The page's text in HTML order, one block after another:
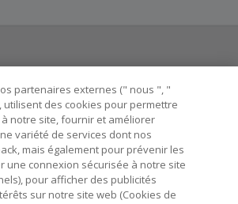
partenaires externes (" nous ", "
utilisent des cookies pour permettre
notre site, fournir et améliorer
variété de services dont nos
mais également pour prévenir les
une connexion sécurisée à notre site
pour afficher des publicités
sur notre site web (Cookies de